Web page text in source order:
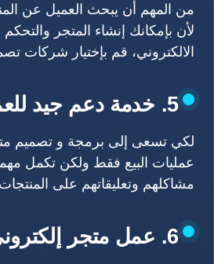
من المهم أن يبحث العميل عن
لأن بإمكانك إنشاء المتجر
الالكتروني، قم بإختيار شركات
5. خدمة دعم جيد للعملاء
لكي تسعى إلى برمجة و تصميم
عمليات البيع فقط ولكن تكمل
مشاكلهم وتعليقاتهم على
6. عمل متجر إلكتروني يتناسب مع الجوال